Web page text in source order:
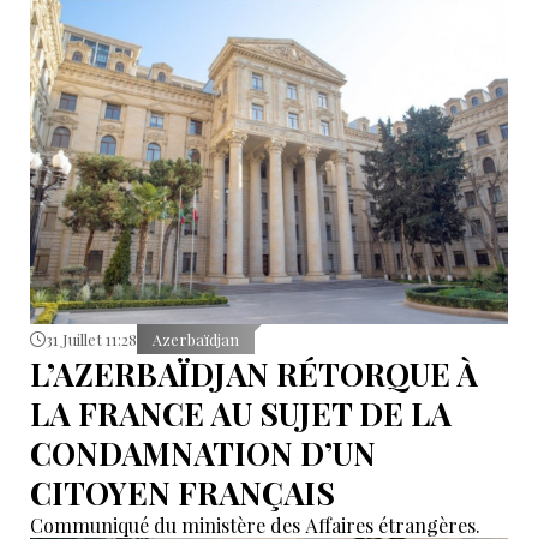
31 Juillet 11:28 Azerbaïdjan
L’AZERBAÏDJAN RÉTORQUE À
LA FRANCE AU SUJET DE LA
CONDAMNATION D’UN
CITOYEN FRANÇAIS
Communiqué du ministère des Affaires étrangères.